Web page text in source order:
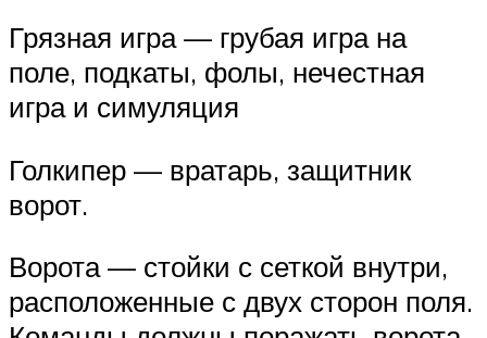
Грязная игра — грубая игра на
поле, подкаты, фолы, нечестная
игра и симуляция
Голкипер — вратарь, защитник
ворот.
Ворота — стойки с сеткой внутри,
расположенные с двух сторон поля.